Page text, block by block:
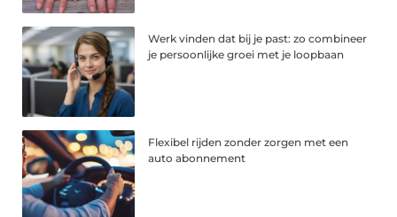
Werk vinden dat bij je past: zo combineer
je persoonlijke groei met je loopbaan
Flexibel rijden zonder zorgen met een
auto abonnement